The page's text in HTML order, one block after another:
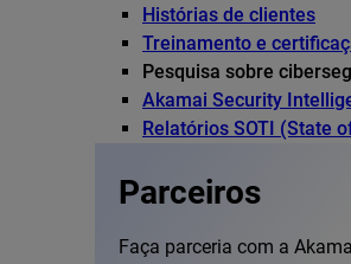
Histórias de clientes
Treinamento e
Pesquisa sobre
Akamai Security
Relatórios SOTI (State
Parceiros
Faça parceria com a